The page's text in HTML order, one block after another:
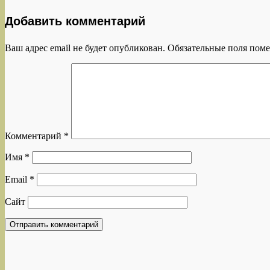
Добавить комментарий
Ваш адрес email не будет опубликован. Обязательные поля
Комментарий *
Имя *
Email *
Сайт